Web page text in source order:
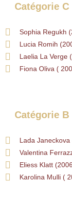
Catégorie C
Sophia Regukh
Lucia Romih
Laelia La Verge
Fiona Oliva (
Catégorie B
Lada
Valentina
Eliess Klatt
Karolina Mulli (